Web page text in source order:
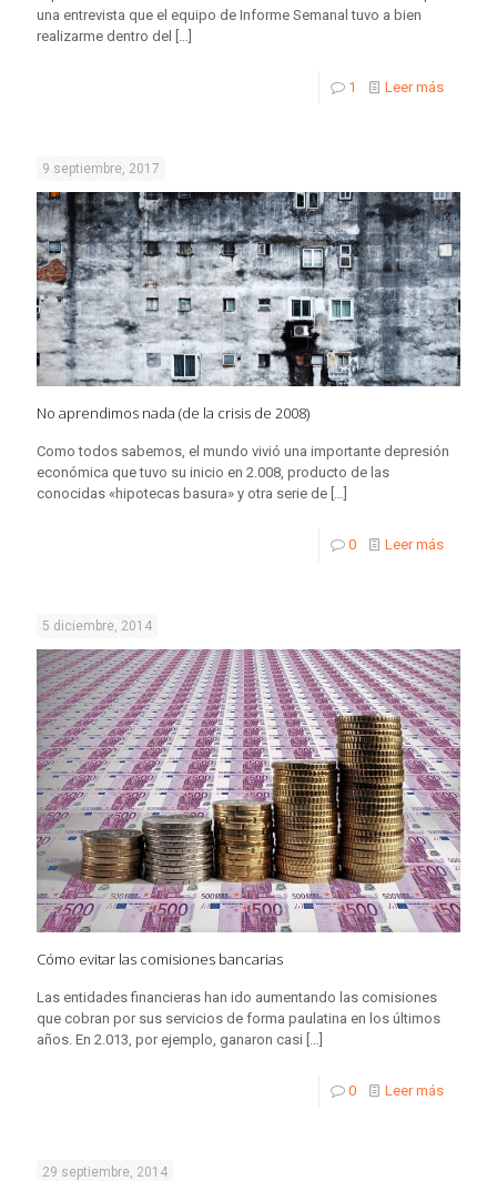
una entrevista que el equipo de Informe Semanal tuvo a bien
realizarme dentro del
[…]
1 Leer más
9 septiembre, 2017
No aprendimos nada (de la crisis de 2008)
Como todos sabemos, el mundo vivió una importante depresión
económica que tuvo su inicio en 2.008, producto de las
conocidas «hipotecas basura» y otra serie de […]
0 Leer más
5 diciembre, 2014
Cómo evitar las comisiones bancarias
Las entidades financieras han ido aumentando las comisiones
que cobran por sus servicios de forma paulatina en los últimos
años. En 2.013, por ejemplo, ganaron casi […]
0 Leer más
29 septiembre, 2014